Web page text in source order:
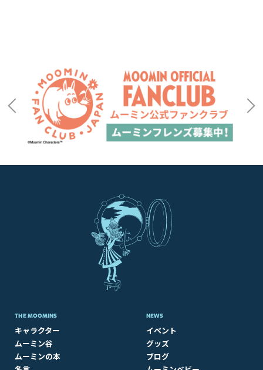
THE MOOMINS
キャラクター
ムーミン谷
ムーミンの本
NEWS
イベント
グッズ
ブログ